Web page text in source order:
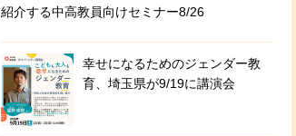
紹介する中高教員向けセミナー8/26
幸せになるためのジェンダー教
育、埼玉県が9/19に講演会